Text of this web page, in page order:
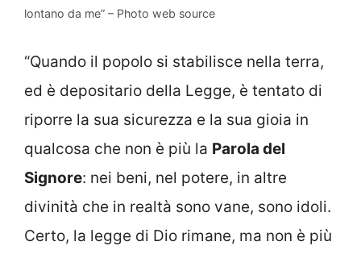
lontano da me” – Photo web source
“Quando il popolo si stabilisce nella terra,
ed è depositario della Legge, è tentato di
riporre la sua sicurezza e la sua gioia in
qualcosa che non è più la Parola del
Signore: nei beni, nel potere, in altre
divinità che in realtà sono vane, sono idoli.
Certo, la legge di Dio rimane, ma non è più